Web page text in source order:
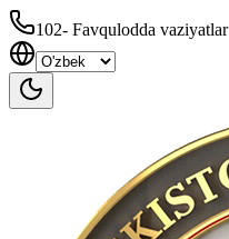
102- Favqulodda vaziyatlar